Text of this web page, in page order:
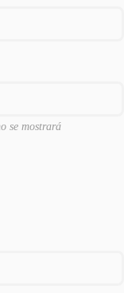
se mostrará